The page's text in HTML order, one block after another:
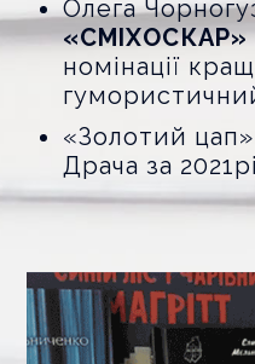
Олега
«СМІХОСКАР»
номінації
«Золотий цап»
Драча за